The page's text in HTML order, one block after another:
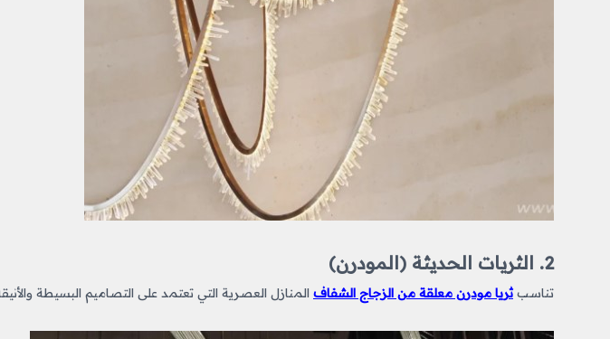
2. الثريات الحديثة (المودرن)
تناسبثريا مودرن معلقة من الزجاج الشفاف المنازل العصرية التي تعتمد على التصاميم البسيطة والأنيقة، وسعرها